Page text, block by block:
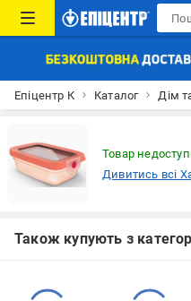
Епіцентр К Каталог Дім
Товар
Дивитись всі
Також купують з